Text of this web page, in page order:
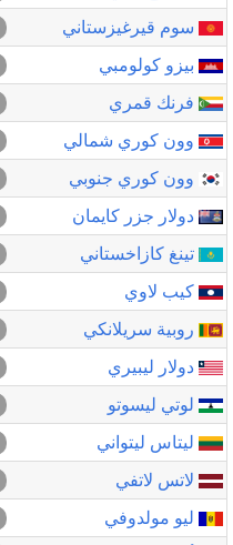
سوم قيرغيزستاني
بيزو كولومبي
فرنك قمري
وون كوري شمالي
وون كوري جنوبي
دولار جزر كايمان
تينغ كازاخستاني
كيب لاوي
روبية سريلانكي
دولار ليبيري
لوتي ليسوتو
ليتاس ليتواني
لاتس لاتفي
ليو مولدوفي